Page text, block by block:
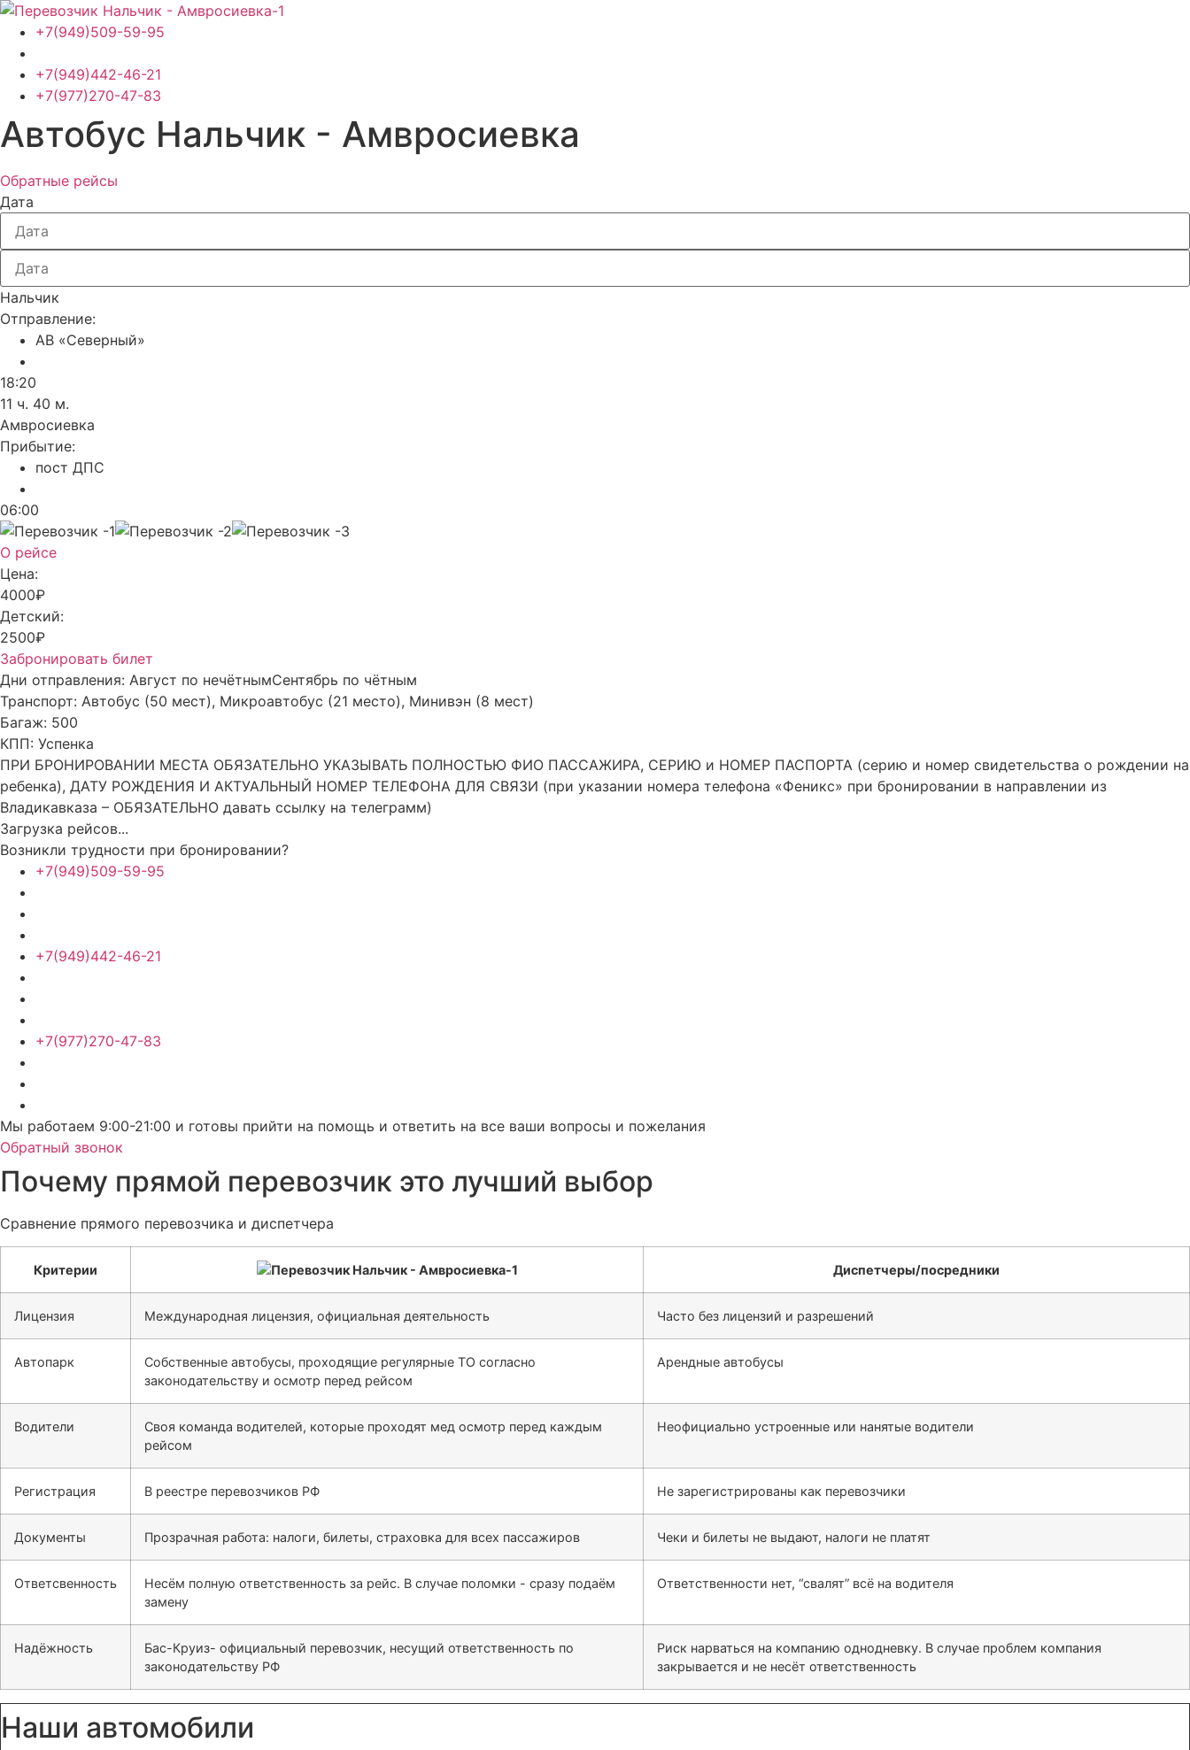
Перейти
содержимому
+7(949)509-59-95
+7(949)442-46-21
+7(977)270-47-83
Автобус Нальчик - Амвросиевка
Обратные рейсы
Дата
Нальчик
Отправление:
АВ «Северный»
18:20
11 ч. 40 м.
Амвросиевка
Прибытие:
пост ДПС
06:00
О рейсе
Цена:
4000₽
Детский:
2500₽
Забронировать билет
Дни отправления: Август по нечётнымСентябрь по чётным
Транспорт: Автобус (50 мест), Микроавтобус (21 место), Минивэн (8 мест)
Багаж: 500
КПП: Успенка
ПРИ БРОНИРОВАНИИ МЕСТА ОБЯЗАТЕЛЬНО УКАЗЫВАТЬ ПОЛНОСТЬЮ ФИО ПАССАЖИРА, СЕРИЮ и НОМЕР ПАСПОРТА (серию и номер свидетельства о рождении на
ребенка), ДАТУ РОЖДЕНИЯ И АКТУАЛЬНЫЙ НОМЕР ТЕЛЕФОНА ДЛЯ СВЯЗИ (при указании номера телефона «Феникс» при бронировании в направлении из
Владикавказа – ОБЯЗАТЕЛЬНО давать ссылку на телеграмм)
Загрузка рейсов...
Возникли трудности при бронировании?
+7(949)509-59-95
+7(949)442-46-21
+7(977)270-47-83
Мы работаем 9:00-21:00 и готовы прийти на помощь и ответить на все ваши вопросы и пожелания
Обратный звонок
Почему прямой перевозчик это лучший выбор
Сравнение прямого перевозчика и диспетчера
Критерии Диспетчеры/посредники
Лицензия Международная лицензия, официальная деятельность Часто без лицензий и разрешений
Автопарк
Собственные автобусы, проходящие регулярные ТО согласно
законодательству и осмотр перед рейсом
Арендные автобусы
Водители
Своя команда водителей, которые проходят мед осмотр перед каждым
рейсом
Неофициально устроенные или нанятые водители
Регистрация В реестре перевозчиков РФ Не зарегистрированы как перевозчики
Документы Прозрачная работа: налоги, билеты, страховка для всех пассажиров Чеки и билеты не выдают, налоги не платят
Ответсвенность
Несём полную ответственность за рейс. В случае поломки - сразу подаём
замену
Ответственности нет, “свалят” всё на водителя
Надёжность
Бас-Круиз- официальный перевозчик, несущий ответственность по
законодательству РФ
Риск нарваться на компанию однодневку. В случае проблем компания
закрывается и не несёт ответственность
Наши автомобили